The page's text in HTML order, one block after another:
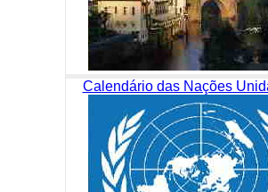
Calendário das Nações